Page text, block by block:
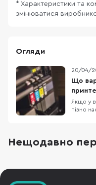
* Характеристики та
змінюватися
Огляди
20/04/
Що
Якщо у
пізно
зважати
Нещодавно